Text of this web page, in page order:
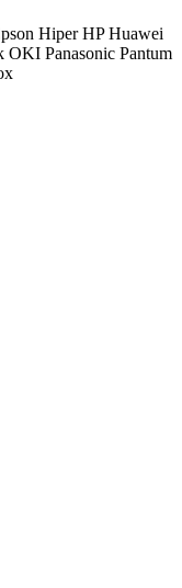
Hiper HP Huawei
OKI Panasonic Pantum